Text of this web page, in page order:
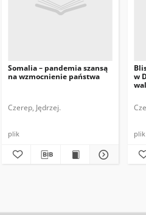
Somalia – pandemia szansą
na wzmocnienie państwa
Czerep, Jędrzej.
plik
w
plik